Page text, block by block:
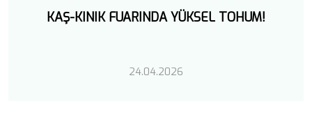
KAŞ-KINIK FUARINDA YÜKSEL TOHUM!
24.04.2026